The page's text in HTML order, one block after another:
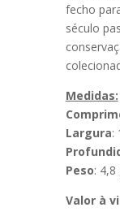
fecho
século
Medidas:
Largura:
Peso: 4,8
Valor à